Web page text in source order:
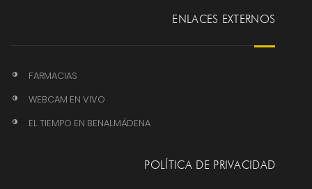
ENLACES EXTERNOS
FARMACIAS
WEBCAM EN VIVO
EL TIEMPO EN BENALMÁDENA
POLÍTICA DE PRIVACIDAD